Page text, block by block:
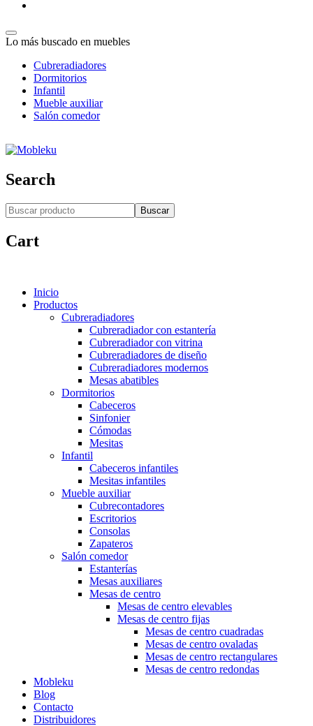
Lo más buscado en muebles
Cubreradiadores
Dormitorios
Infantil
Mueble auxiliar
Salón comedor
Search
Buscar
Cart
Inicio
Productos
Cubreradiadores
Cubreradiador con estantería
Cubreradiador con vitrina
Cubreradiadores de diseño
Cubreradiadores modernos
Mesas abatibles
Dormitorios
Cabeceros
Sinfonier
Cómodas
Mesitas
Infantil
Cabeceros infantiles
Mesitas infantiles
Mueble auxiliar
Cubrecontadores
Escritorios
Consolas
Zapateros
Salón comedor
Estanterías
Mesas auxiliares
Mesas de centro
Mesas de centro elevables
Mesas de centro fijas
Mesas de centro cuadradas
Mesas de centro ovaladas
Mesas de centro rectangulares
Mesas de centro redondas
Mobleku
Blog
Contacto
Distribuidores